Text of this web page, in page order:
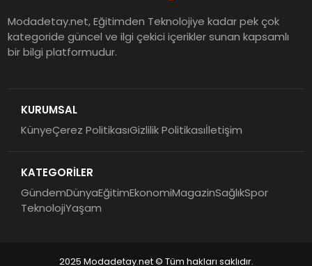
Modadetay.net, Eğitimden Teknolojiye kadar pek çok
kategoride güncel ve ilgi çekici içerikler sunan kapsamlı
bir bilgi platformudur.
KURUMSAL
KünyeÇerez PolitikasıGizlilik Politikasıİletişim
KATEGORİLER
GündemDünyaEğitimEkonomiMagazinSağlıkSpor
TeknolojiYaşam
2025 Modadetay.net © Tüm hakları saklıdır.